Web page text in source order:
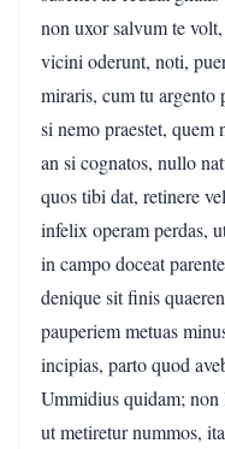
non uxor salvum te
vicini oderunt, noti,
miraris, cum tu argento
si nemo praestet, quem
an si cognatos, nullo
quos tibi dat, retinere
infelix operam perdas,
in campo doceat
denique sit finis
pauperiem metuas
incipias, parto quod
Ummidius quidam; non
ut metiretur nummos,